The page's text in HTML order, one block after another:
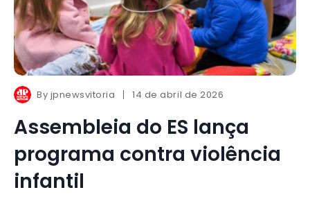
By jpnewsvitoria 14 de abril de 2026
Assembleia do ES lança
programa contra violência
infantil